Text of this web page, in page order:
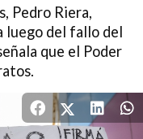
Pedro Riera,
luego del fallo del
que el Poder